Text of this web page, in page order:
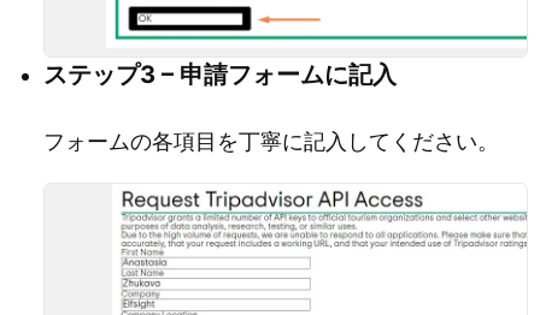
ステップ3 – 申請フォームに記入
フォームの各項目を丁寧に記入してください。